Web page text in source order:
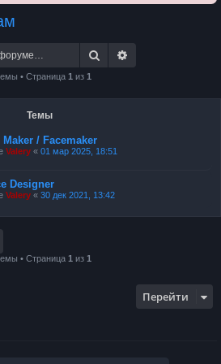
Поиск
• Страница 1 из 1
Темы
Maker / Facemaker
Valery « 01 мар 2025, 18:51
Designer
Valery « 30 дек 2021, 13:42
• Страница 1 из 1
Перейти